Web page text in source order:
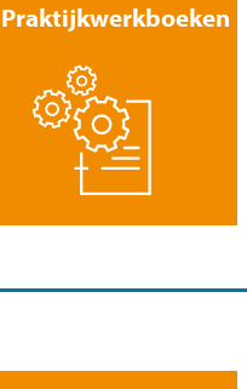
Praktijkwerkboeken